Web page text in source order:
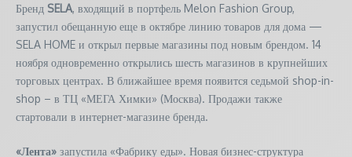
Бренд SELA, входящий в портфель Melon Fashion Group,
запустил обещанную еще в октябре линию товаров для дома —
SELA HOME и открыл первые магазины под новым брендом. 14
ноября одновременно открылись шесть магазинов в крупнейших
торговых центрах. В ближайшее время появится седьмой shop-in-
shop – в ТЦ «МЕГА Химки» (Москва). Продажи также
стартовали в интернет-магазине бренда.
«Лента» запустила «Фабрику еды». Новая бизнес-структура